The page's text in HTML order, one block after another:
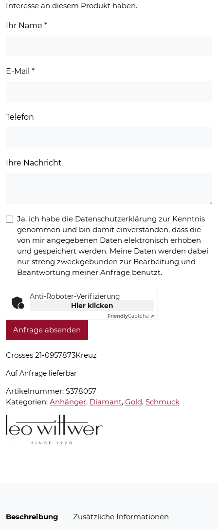
Interesse an diesem Produkt haben.
Ihr Name *
E-Mail *
Telefon
Ihre Nachricht
Ja, ich habe die Datenschutzerklärung zur Kenntnis
genommen und bin damit einverstanden, dass die
von mir angegebenen Daten elektronisch erhoben
und gespeichert werden. Meine Daten werden dabei
nur streng zweckgebunden zur Bearbeitung und
Beantwortung meiner Anfrage benutzt.
Anti-Roboter-Verifizierung
Hier klicken
FriendlyCaptcha ⇗
Anfrage absenden
Crosses 21-0957873Kreuz
Auf Anfrage lieferbar
Artikelnummer: S378057
Kategorien: Anhänger, Diamant, Gold, Schmuck
Beschreibung
Zusätzliche Informationen